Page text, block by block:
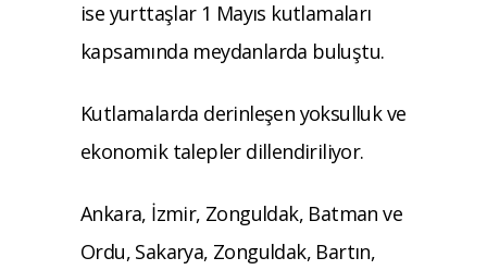
ise yurttaşlar 1 Mayıs kutlamaları
kapsamında meydanlarda buluştu.
Kutlamalarda derinleşen yoksulluk ve
ekonomik talepler dillendiriliyor.
Ankara, İzmir, Zonguldak, Batman ve
Ordu, Sakarya, Zonguldak, Bartın,